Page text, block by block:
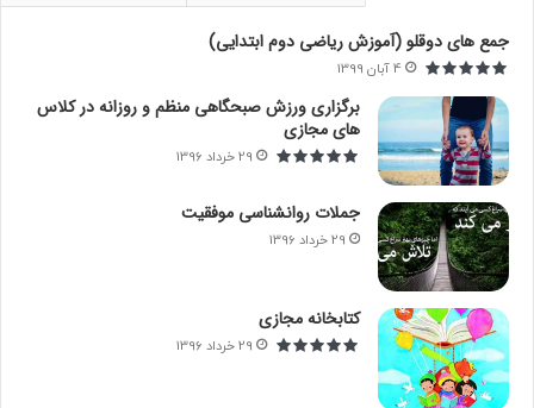
جمع های دوقلو (آموزش ریاضی دوم ابتدایی)
4 آبان 1399
برگزاری ورزش صبحگاهی منظم و روزانه در کلاس
های مجازی
29 خرداد 1396
جملات روانشناسی موفقیت
29 خرداد 1396
کتابخانه مجازی
29 خرداد 1396